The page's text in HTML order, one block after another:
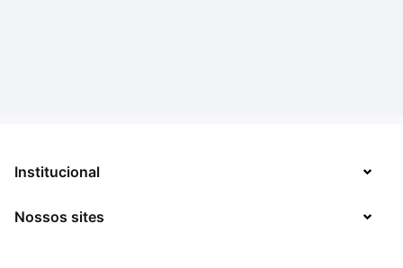
Institucional
Sobre
Nossos sites